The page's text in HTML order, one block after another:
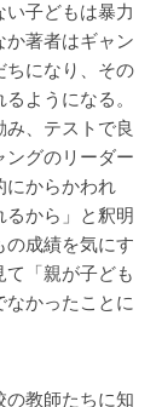
子どもは暴力
か著者はギャン
ちになり、その
ようになる。
、テストで良
ングのリーダー
にからかわれ
から」と釈明
の成績を気にす
「親が子ども
なかったことに
の教師たちに知